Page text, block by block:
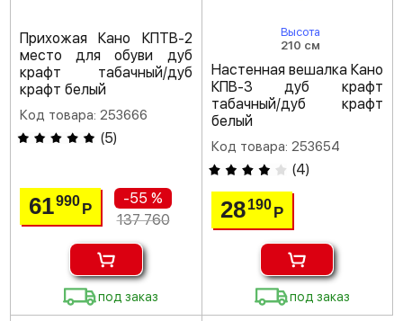
Прихожая Кано КПТВ-2
место для обуви дуб
крафт табачный/дуб
крафт белый
Код товара: 253666
(5)
61990 Р
-55 %
137 760
под заказ
Высота
210 см
Настенная вешалка Кано
КПВ-3 дуб крафт
табачный/дуб крафт
белый
Код товара: 253654
(4)
28 190 Р
под заказ